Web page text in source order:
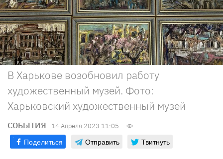
В Харькове возобновил работу
художественный музей. Фото:
Харьковский художественный музей
СОБЫТИЯ 14 Апреля 2023 11:05
Поделиться Отправить Твитнуть